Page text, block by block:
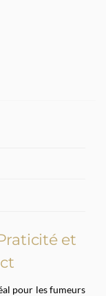
et
pour les fumeurs